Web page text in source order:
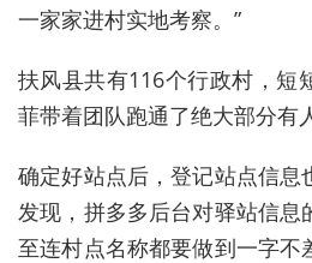
一家家进村实地考察。”
扶风县共有116个行政村，短
菲带着团队跑通了绝大部分有
确定好站点后，登记站点信息
发现，拼多多后台对驿站信
至连村点名称都要做到一字不